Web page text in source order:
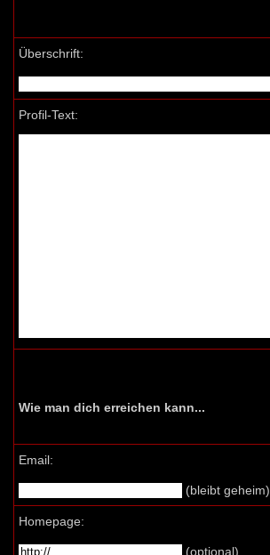
Überschrift:
Profil-Text:
Wie man dich erreichen kann...
Email:
(bleibt geheim)
Homepage:
(optional)